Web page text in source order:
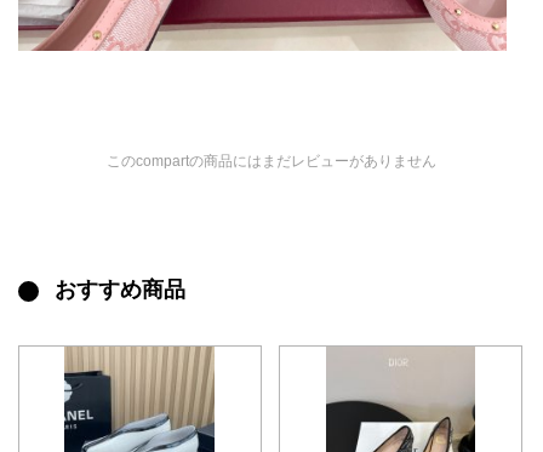
このcompartの商品にはまだレビューがありません
おすすめ商品